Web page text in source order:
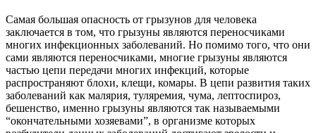
Самая большая опасность от грызунов для человека
заключается в том, что грызуны являются переносчиками
многих инфекционных заболеваний. Но помимо того, что они
сами являются переносчиками, многие грызуны являются
частью цепи передачи многих инфекций, которые
распространяют блохи, клещи, комары. В цепи развития таких
заболеваний как малярия, туляремия, чума, лептоспироз,
бешенство, именно грызуны являются так называемыми
“окончательными хозяевами”, в организме которых